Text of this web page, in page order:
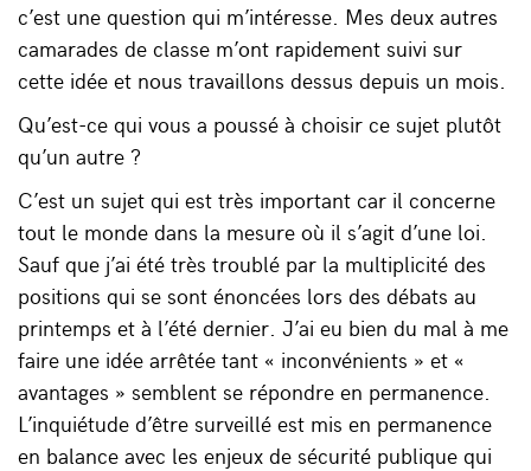
c’est une question qui m’intéresse. Mes deux autres
camarades de classe m’ont rapidement suivi sur
cette idée et nous travaillons dessus depuis un mois.
Qu’est-ce qui vous a poussé à choisir ce sujet plutôt
qu’un autre ?
C’est un sujet qui est très important car il concerne
tout le monde dans la mesure où il s’agit d’une loi.
Sauf que j’ai été très troublé par la multiplicité des
positions qui se sont énoncées lors des débats au
printemps et à l’été dernier. J’ai eu bien du mal à me
faire une idée arrêtée tant « inconvénients » et «
avantages » semblent se répondre en permanence.
L’inquiétude d’être surveillé est mis en permanence
en balance avec les enjeux de sécurité publique qui